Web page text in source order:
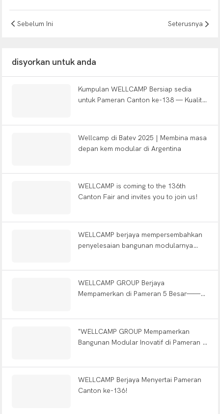
Sebelum Ini Seterusnya
disyorkan untuk anda
Kumpulan WELLCAMP Bersiap sedia
untuk Pameran Canton ke-138 — Kualiti
Wellcamp di Batev 2025 | Membina masa
depan kem modular di Argentina
WELLCAMP is coming to the 136th
Canton Fair and invites you to join us!
WELLCAMP berjaya mempersembahkan
penyelesaian bangunan modularnya
WELLCAMP GROUP Berjaya
Mempamerkan di Pameran 5 Besar——
"WELLCAMP GROUP Mempamerkan
Bangunan Modular Inovatif di Pameran 5
WELLCAMP Berjaya Menyertai Pameran
Canton ke-136!